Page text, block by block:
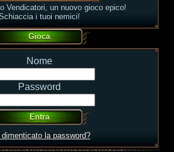
Vendicatori, un nuovo gioco epico!
i tuoi nemici!
Nome
Password
dimenticato la password?